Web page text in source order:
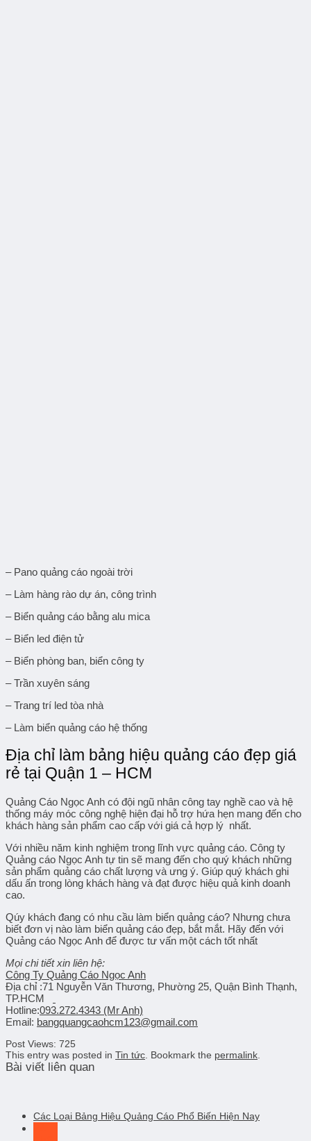
– Pano quảng cáo ngoài trời
– Làm hàng rào dự án, công trình
– Biển quảng cáo bằng alu mica
– Biển led điện tử
– Biển phòng ban, biển công ty
– Trần xuyên sáng
– Trang trí led tòa nhà
– Làm biển quảng cáo hệ thống
Địa chỉ làm bảng hiệu quảng cáo đẹp giá
rẻ tại Quận 1 – HCM
Quảng Cáo Ngọc Anh có đội ngũ nhân công tay nghề cao và hệ
thống máy móc công nghệ hiện đại hỗ trợ hứa hẹn mang đến cho
khách hàng sản phẩm cao cấp với giá cả hợp lý nhất.
Với nhiều năm kinh nghiệm trong lĩnh vực quảng cáo. Công ty
Quảng cáo Ngọc Anh tự tin sẽ mang đến cho quý khách những
sản phẩm quảng cáo chất lượng và ưng ý. Giúp quý khách ghi
dấu ấn trong lòng khách hàng và đạt được hiệu quả kinh doanh
cao.
Qúy khách đang có nhu cầu làm biển quảng cáo? Nhưng chưa
biết đơn vị nào làm biển quảng cáo đẹp, bắt mắt. Hãy đến với
Quảng cáo Ngọc Anh để được tư vấn một cách tốt nhất
Mọi chi tiết xin liên hệ:
Công Ty Quảng Cáo Ngọc Anh
Địa chỉ :71 Nguyễn Văn Thương, Phường 25, Quận Bình Thạnh,
TP.HCM
Hotline:093.272.4343 (Mr Anh)
Email: bangquangcaohcm123@gmail.com
Post Views: 725
This entry was posted in Tin tức . Bookmark the permalink
Bài viết liên quan
Các Loại Bảng Hiệu Quảng Cáo Phổ Biến Hiện Nay